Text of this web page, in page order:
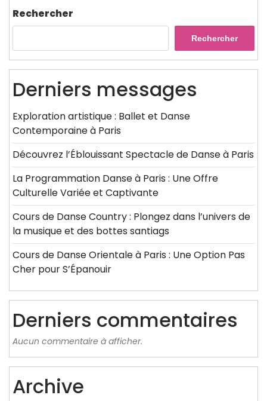
Rechercher
Rechercher
Derniers messages
Exploration artistique : Ballet et Danse
Contemporaine à Paris
Découvrez l’Éblouissant Spectacle de Danse à Paris
La Programmation Danse à Paris : Une Offre
Culturelle Variée et Captivante
Cours de Danse Country : Plongez dans l’univers de
la musique et des bottes santiags
Cours de Danse Orientale à Paris : Une Option Pas
Cher pour S’Épanouir
Derniers commentaires
Aucun commentaire à afficher.
Archive